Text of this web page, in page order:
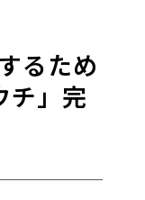
るため
チ」完